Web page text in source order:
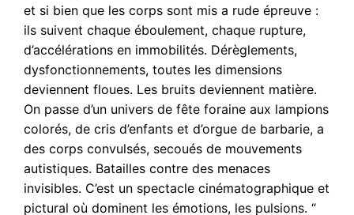
et si bien que les corps sont mis a rude épreuve :
ils suivent chaque éboulement, chaque rupture,
d’accélérations en immobilités. Dérèglements,
dysfonctionnements, toutes les dimensions
deviennent floues. Les bruits deviennent matière.
On passe d’un univers de fête foraine aux lampions
colorés, de cris d’enfants et d’orgue de barbarie, a
des corps convulsés, secoués de mouvements
autistiques. Batailles contre des menaces
invisibles. C’est un spectacle cinématographique et
pictural où dominent les émotions, les pulsions. “